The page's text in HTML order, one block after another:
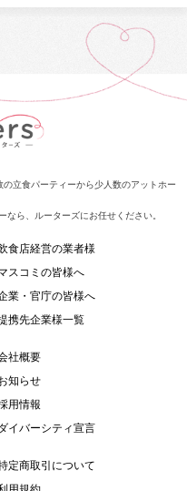
立食パーティーから少人数のアットホー
ら、ルーターズにお任せください。
食店経営の業者様
スコミの皆様へ
業・官庁の皆様へ
携先企業様一覧
社概要
知らせ
用情報
イバーシティ宣言
定商取引について